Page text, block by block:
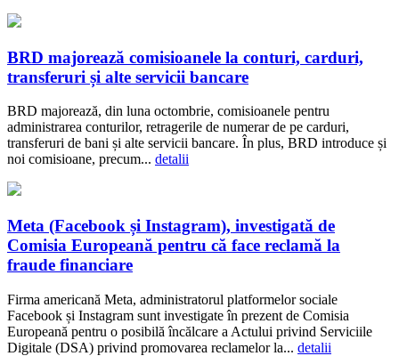
BRD majorează comisioanele la conturi, carduri,
transferuri și alte servicii bancare
BRD majorează, din luna octombrie, comisioanele pentru
administrarea conturilor, retragerile de numerar de pe carduri,
transferuri de bani și alte servicii bancare. În plus, BRD introduce și
noi comisioane, precum... detalii
Meta (Facebook și Instagram), investigată de
Comisia Europeană pentru că face reclamă la
fraude financiare
Firma americană Meta, administratorul platformelor sociale
Facebook și Instagram sunt investigate în prezent de Comisia
Europeană pentru o posibilă încălcare a Actului privind Serviciile
Digitale (DSA) privind promovarea reclamelor la... detalii